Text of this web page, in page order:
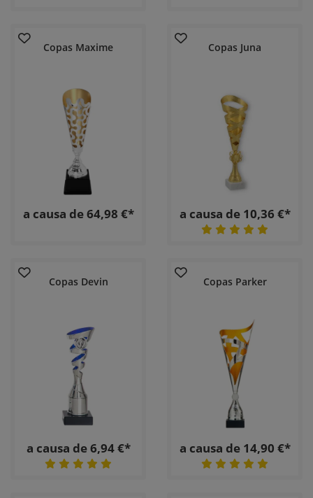
Copas Maxime
a causa de 64,98 €*
Copas Juna
a causa de 10,36 €*
Copas Devin
a causa de 6,94 €*
Copas Parker
a causa de 14,90 €*